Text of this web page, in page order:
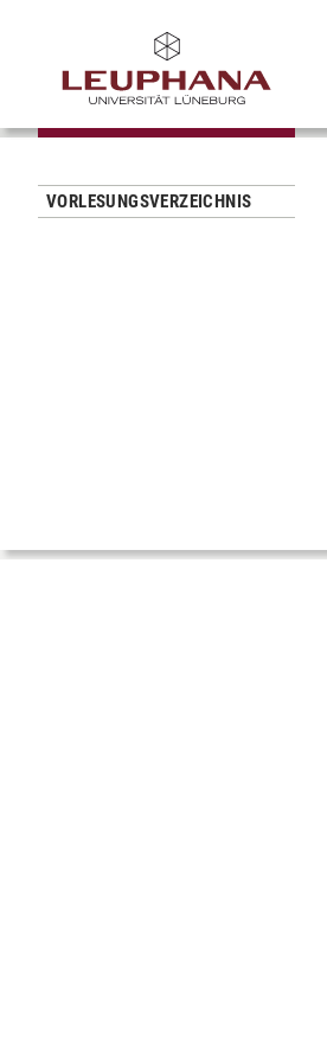
VORLESUNGSVERZEICHNIS